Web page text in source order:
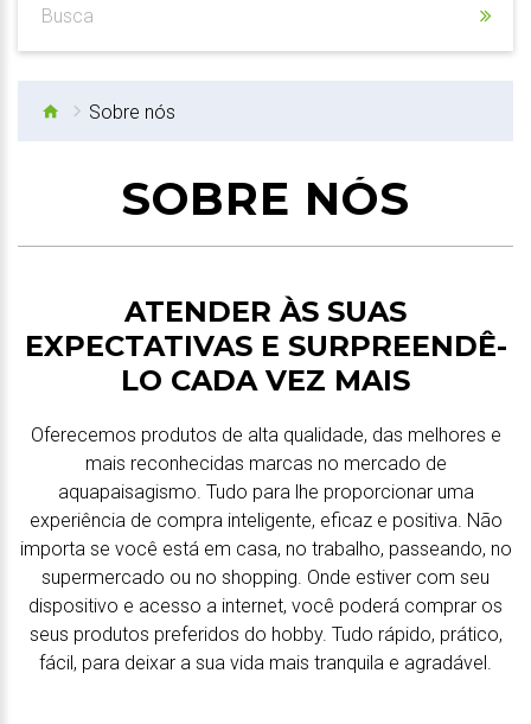
Sobre nós
SOBRE NÓS
ATENDER ÀS SUAS
EXPECTATIVAS E SURPREENDÊ-
LO CADA VEZ MAIS
Oferecemos produtos de alta qualidade, das melhores e
mais reconhecidas marcas no mercado de
aquapaisagismo. Tudo para lhe proporcionar uma
experiência de compra inteligente, eficaz e positiva. Não
importa se você está em casa, no trabalho, passeando, no
supermercado ou no shopping. Onde estiver com seu
dispositivo e acesso a internet, você poderá comprar os
seus produtos preferidos do hobby. Tudo rápido, prático,
fácil, para deixar a sua vida mais tranquila e agradável.